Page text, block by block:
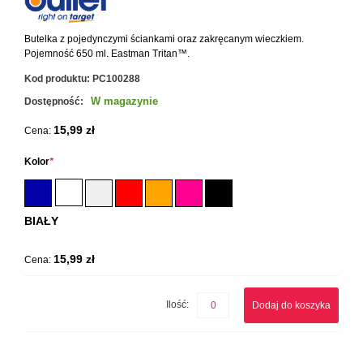
Butelka z pojedynczymi ściankami oraz zakręcanym wieczkiem.
Pojemność 650 ml. Eastman Tritan™.
Kod produktu: PC100288
Dostępność:
W magazynie
Cena: 15,99 zł
*
Kolor
BIAŁY
Cena: 15,99 zł
Ilość: Dodaj do koszyka